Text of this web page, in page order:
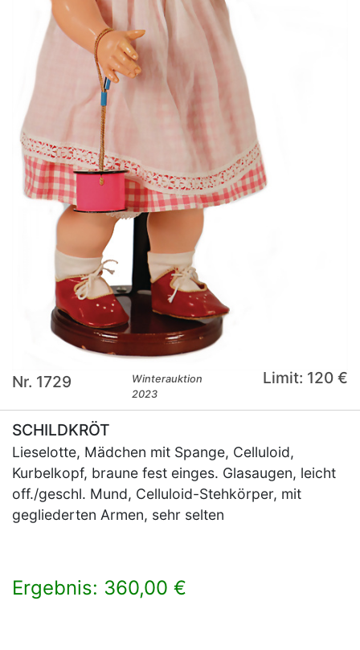
Nr. 1729
Winterauktion
2023
Limit: 120 €
SCHILDKRÖT
Lieselotte, Mädchen mit Spange, Celluloid,
Kurbelkopf, braune fest einges. Glasaugen, leicht
off./geschl. Mund, Celluloid-Stehkörper, mit
gegliederten Armen, sehr selten
Ergebnis: 360,00 €